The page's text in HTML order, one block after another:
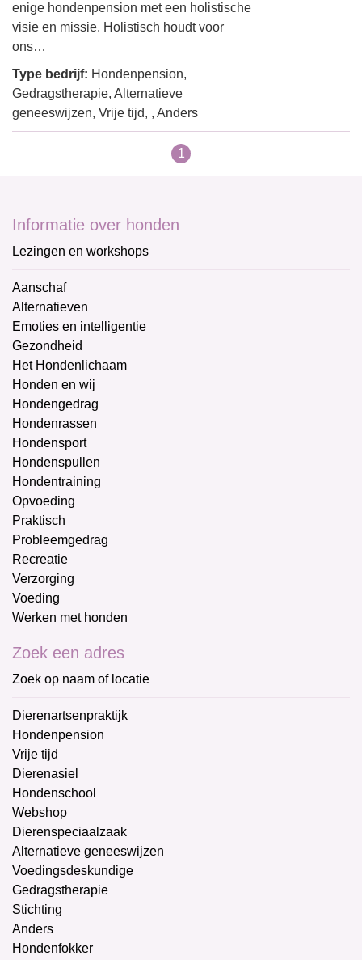
enige hondenpension met een holistische
visie en missie. Holistisch houdt voor
ons…
Type bedrijf: Hondenpension,
Gedragstherapie, Alternatieve
geneeswijzen, Vrije tijd, , Anders
1
Informatie over honden
Lezingen en workshops
Aanschaf
Alternatieven
Emoties en intelligentie
Gezondheid
Het Hondenlichaam
Honden en wij
Hondengedrag
Hondenrassen
Hondensport
Hondenspullen
Hondentraining
Opvoeding
Praktisch
Probleemgedrag
Recreatie
Verzorging
Voeding
Werken met honden
Zoek een adres
Zoek op naam of locatie
Dierenartsenpraktijk
Hondenpension
Vrije tijd
Dierenasiel
Hondenschool
Webshop
Dierenspeciaalzaak
Alternatieve geneeswijzen
Voedingsdeskundige
Gedragstherapie
Stichting
Anders
Hondenfokker